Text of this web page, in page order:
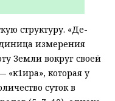
структуру. «Де-
измерения
Земли вокруг своей
«к1ира», которая у
суток в